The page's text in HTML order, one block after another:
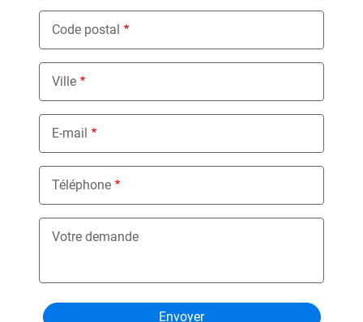
Code postal
Ville
E-mail
Téléphone
Votre demande